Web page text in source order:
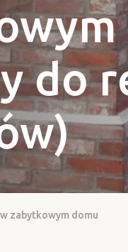
do
zabytkowym domu